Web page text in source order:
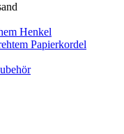
Henkel
Papierkordel